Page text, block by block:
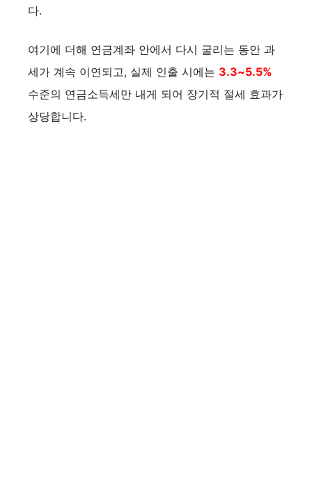
다.
여기에 더해 연금계좌 안에서 다시 굴리는 동안 과
세가 계속 이연되고, 실제 인출 시에는 3.3~5.5%
수준의 연금소득세만 내게 되어 장기적 절세 효과가
상당합니다.